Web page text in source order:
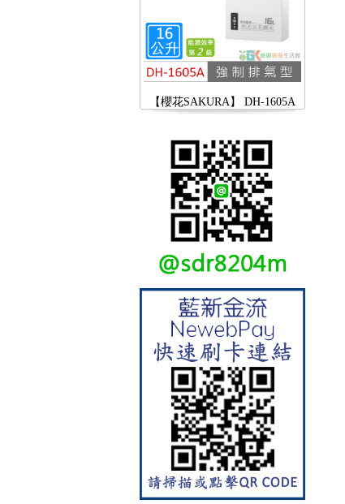
【櫻花SAKURA】 DH-1605A
定 分段火排
【林內Rinnai】 RB-L2600S(A)
彩焱系列 檯面式彩焱不銹鋼雙
口爐